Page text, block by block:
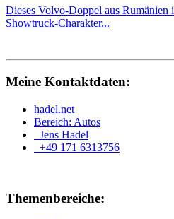
Dieses Volvo-Doppel aus Rumänien
Showtruck-Charakter...
Meine Kontaktdaten:
hadel.net
Bereich: Autos
Jens Hadel
+49 171 6313756
Themenbereiche: